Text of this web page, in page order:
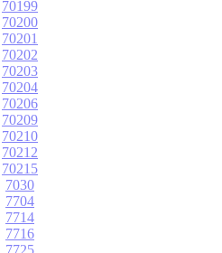
70199
70200
70201
70202
70203
70204
70206
70209
70210
70212
70215
7030
7704
7714
7716
7725